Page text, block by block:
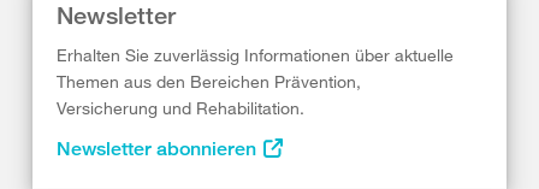
Newsletter
Erhalten Sie zuverlässig Informationen über aktuelle
Themen aus den Bereichen Prävention,
Versicherung und Rehabilitation.
Newsletter abonnieren